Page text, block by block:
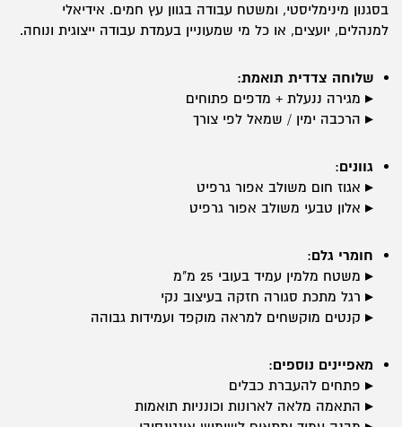
בסגנון מינימליסטי, ומשטח עבודה בגוון עץ חמים. אידיאלי
למנהלים, יועצים, או כל מי שמעוניין בעמדת עבודה ייצוגית ונוחה.
שלוחה צדדית תואמת:
▸ מגירה ננעלת + מדפים פתוחים
▸ הרכבה ימין / שמאל לפי צורך
גוונים:
▸ אגוז חום משולב אפור גרפיט
▸ אלון טבעי משולב אפור גרפיט
חומרי גלם:
▸ משטח מלמין עמיד בעובי 25 מ"מ
▸ רגל מתכת סגורה חזקה בעיצוב נקי
▸ קנטים מוקשחים למראה מוקפד ועמידות גבוהה
מאפיינים נוספים:
▸ פתחים להעברת כבלים
▸ התאמה מלאה לארונות וכונניות תואמות